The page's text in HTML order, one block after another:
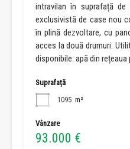
intravilan în suprafață
exclusivistă de case nou
în plină dezvoltare, cu
acces la două drumuri.
disponibile: apă din
Suprafață
1095 m²
Vânzare
93.000 €